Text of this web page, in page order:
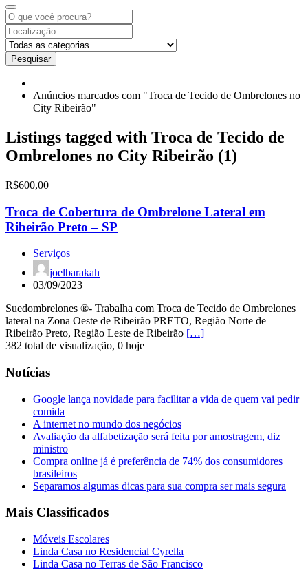
Pesquisar
Anúncios marcados com "Troca de Tecido de Ombrelones no
City Ribeirão"
Listings tagged with Troca de Tecido de
Ombrelones no City Ribeirão (1)
R$600,00
Troca de Cobertura de Ombrelone Lateral em
Ribeirão Preto – SP
Serviços
joelbarakah
03/09/2023
Suedombrelones ®- Trabalha com Troca de Tecido de Ombrelones
lateral na Zona Oeste de Ribeirão PRETO, Região Norte de
Ribeirão Preto, Região Leste de Ribeirão […]
382 total de visualização, 0 hoje
Notícias
Google lança novidade para facilitar a vida de quem vai pedir
comida
A internet no mundo dos negócios
Avaliação da alfabetização será feita por amostragem, diz
ministro
Compra online já é preferência de 74% dos consumidores
brasileiros
Separamos algumas dicas para sua compra ser mais segura
Mais Classificados
Móveis Escolares
Linda Casa no Residencial Cyrella
Linda Casa no Terras de São Francisco